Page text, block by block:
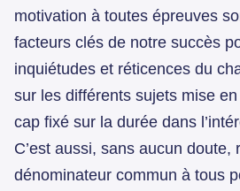
motivation à toutes épreuves
facteurs clés de notre succès
inquiétudes et réticences du
sur les différents sujets mise
cap fixé sur la durée dans
C’est aussi, sans aucun doute,
dénominateur commun à tous